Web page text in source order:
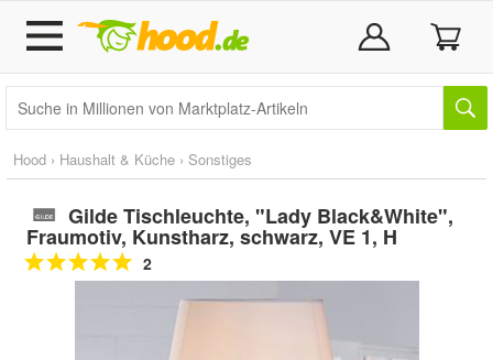
Hood › Haushalt & Küche › Sonstiges
Gilde Tischleuchte, "Lady Black&White",
Fraumotiv, Kunstharz, schwarz, VE 1, H
2